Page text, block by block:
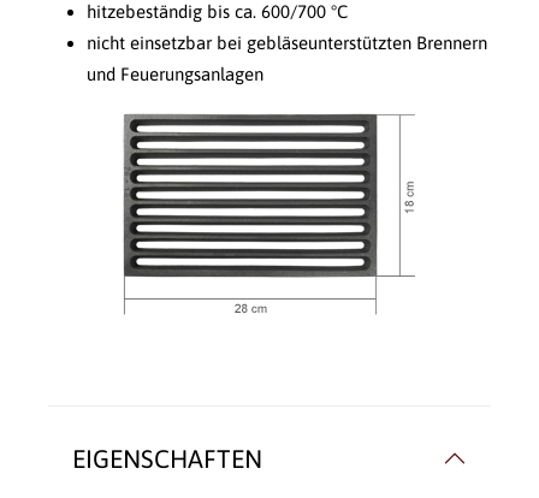
hitzebeständig bis ca. 600/700 °C
nicht einsetzbar bei gebläseunterstützten Brennern
und Feuerungsanlagen
EIGENSCHAFTEN